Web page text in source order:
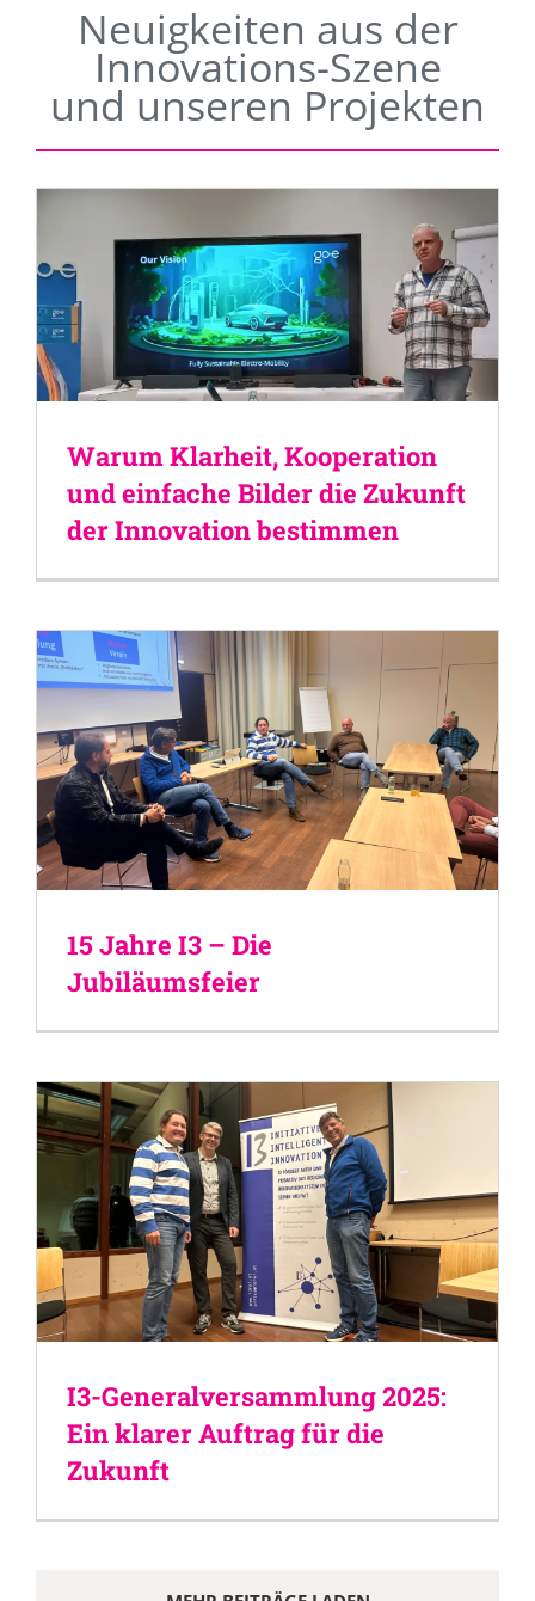
Neuigkeiten aus der
Innovations-Szene
und unseren Projekten
Warum Klarheit, Kooperation
und einfache Bilder die Zukunft
der Innovation bestimmen
15 Jahre I3 – Die
Jubiläumsfeier
I3-Generalversammlung 2025:
Ein klarer Auftrag für die
Zukunft